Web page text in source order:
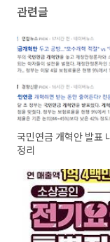
관련글
국민연금 개혁안 발표
정리